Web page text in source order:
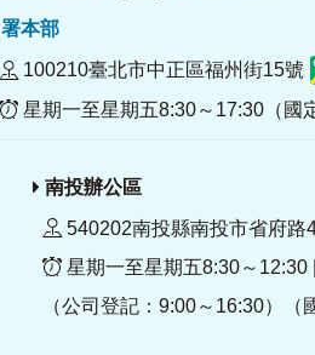
署本部
100210臺北市中正區福州街15號
星期一至星期五8:30～17:30（國
南投辦公區
540202南投縣南投市省府路
星期一至星期五8:30～12:30
（公司登記：9:00～16:30）（